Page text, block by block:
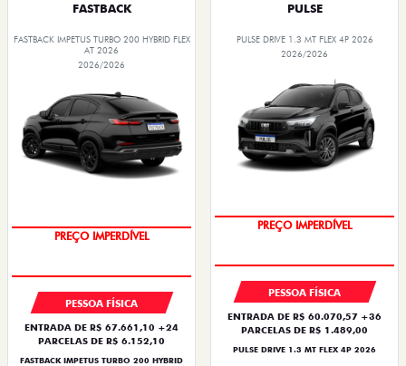
FASTBACK
FASTBACK IMPETUS TURBO 200 HYBRID FLEX
AT 2026
2026/2026
PREÇO IMPERDÍVEL
PESSOA FÍSICA
ENTRADA DE R$ 67.661,10 +24
PARCELAS DE R$ 6.152,10
FASTBACK IMPETUS TURBO 200 HYBRID
PULSE
PULSE DRIVE 1.3 MT FLEX 4P 2026
2026/2026
PREÇO IMPERDÍVEL
PESSOA FÍSICA
ENTRADA DE R$ 60.070,57 +36
PARCELAS DE R$ 1.489,00
PULSE DRIVE 1.3 MT FLEX 4P 2026